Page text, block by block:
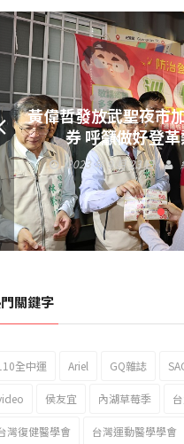
黃偉哲發放武聖夜市
券 呼籲做好登
2023 年 9 月 23 日
關鍵字
全中運 Ariel GQ雜誌
侯友宜 內湖草莓季
灣復健醫學會 台灣運動醫學學會